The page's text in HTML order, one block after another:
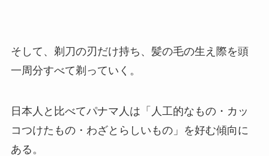
そして、剃刀の刃だけ持ち、髪の毛の生え際を頭
一周分すべて剃っていく。
日本人と比べてパナマ人は「人工的なもの・カッ
コつけたもの・わざとらしいもの」を好む傾向に
ある。